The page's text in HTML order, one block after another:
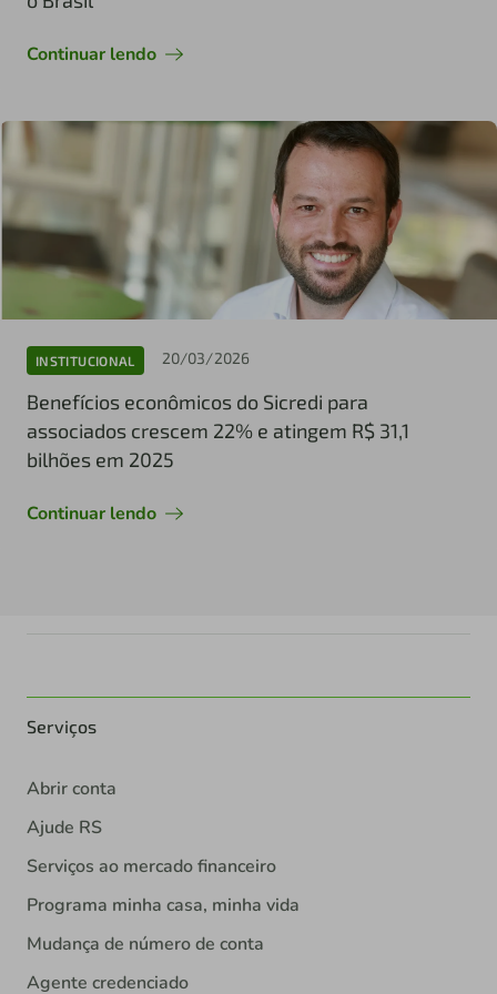
Continuar lendo
INSTITUCIONAL 20/03/2026
Benefícios econômicos do Sicredi para
associados crescem 22% e atingem R$ 31,1
bilhões em 2025
Continuar lendo
Serviços
Abrir conta
Ajude RS
Serviços ao mercado financeiro
Programa minha casa, minha vida
Mudança de número de conta
Agente credenciado